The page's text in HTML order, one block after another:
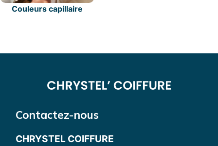
Couleurs capillaire
Contactez-nous
CHRYSTEL COIFFURE